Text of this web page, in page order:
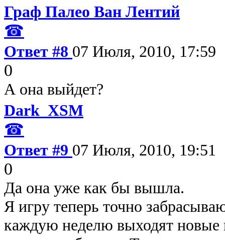
Граф Палео Ван Лентий
☎
Ответ #8 07 Июля, 2010, 17:59
0
А она выйдет?
Dark_XSM
☎
Ответ #9 07 Июля, 2010, 19:51
0
Да она уже как бы вышла.
Я игру теперь точно
каждую неделю выходят новые